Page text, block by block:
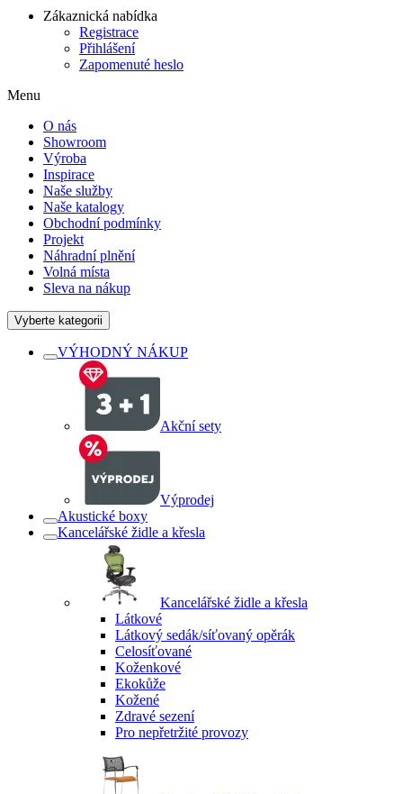
Zákaznická nabídka
Registrace
Přihlášení
Zapomenuté heslo
Menu
O nás
Showroom
Výroba
Inspirace
Naše služby
Naše katalogy
Obchodní podmínky
Projekt
Náhradní plnění
Volná místa
Sleva na nákup
Vyberte kategorii
VÝHODNÝ NÁKUP
Akční sety
Výprodej
Akustické boxy
Kancelářské židle a křesla
Kancelářské židle a křesla
Látkové
Látkový sedák/síťovaný opěrák
Celosíťované
Koženkové
Ekokůže
Kožené
Zdravé sezení
Pro nepřetržité provozy